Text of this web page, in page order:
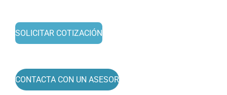
SOLICITAR COTIZACIÓN
CONTACTA CON UN ASESOR